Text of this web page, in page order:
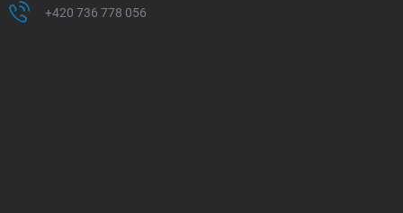
+420 736 778 056